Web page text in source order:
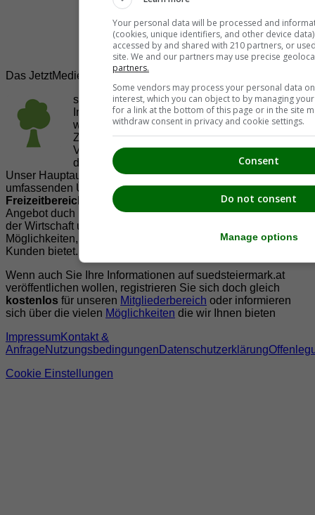
Das JetztMedien.com Medien Netzwerk
suedsteiermark.at ist eine von vielen
Internetadressen derJetztMedien.com Medien,
welche es sich zur Aufgabe gemacht hat, in
Zusammenarbeit mit regionalen Firmen,
Vereinen und Institutionen dieVielfälltigkeit
der Region Südsteiermark zu präsentieren.
Unser Hauptaugenmerk liegt dabei, der Bevölkerung einen
umfassenden Überblick der Möglichkeiten im
Freizeitbereich
zu vermittelt. Abgerundet wird dieses
Angebot duch Informationen zur regionalenGastronomie,
der Wirtschaft und der Präsentation der zahlreichen
Möglichkeiten, welche die
regionale Wirtschaftihren
Kunden bietet.
Wenn auch Sie Ihre Informationen auf suedsteiermark.at
veröffentlichen wollen, registrieren Sie sich doch gleich
kostenlos für unseren Mitgliederbereich oder informieren
sich über die vielen Möglichkeiten die wir Ihnen bieten
ImpressumKontakt &
AnfrageNutzungsbedingungen Datenschutzerklärung
Cookie Einstellungen
Your personal data will be processed and
(cookies, unique identifiers, and other device
accessed by and shared with 210 partners, or
site. We and our partners may use precise
partners.
Some vendors may process your personal data
interest, which you can object to by managing
for a link at the bottom of this page or in the site
withdraw consent in privacy and cookie settings.
Consent
Do not consent
Manage options